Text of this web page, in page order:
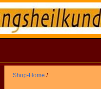
Shop-Home /